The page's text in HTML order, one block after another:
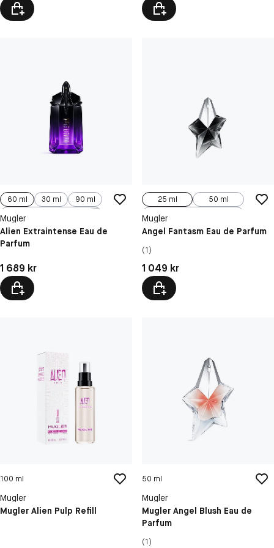
60 ml 30 ml
90 ml
Mugler
Alien Extraintense Eau de
Parfum
Pris: 1 689 kr
1 689 kr
25 ml
50 ml
Mugler
Angel Fantasm Eau de Parfum
(1)
Pris: 1 049 kr
1 049 kr
100 ml
Mugler
Mugler Alien Pulp Refill
50 ml
Mugler
Mugler Angel Blush Eau de
Parfum
(1)